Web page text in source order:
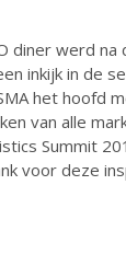
diner werd
inkijk in de
het hoofd
van alle
Summit
voor deze